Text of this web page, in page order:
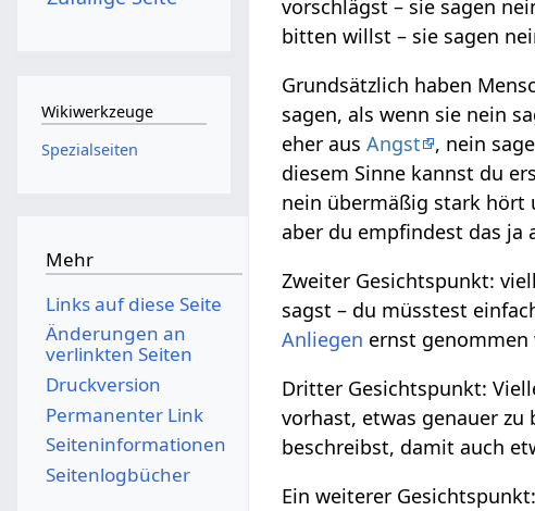
vorschlägst – sie sagen
bitten willst – sie sagen
Grundsätzlich haben
sagen, als wenn sie nein
eher ausAngst , nein
diesem Sinne kannst du
nein übermäßig stark hört
aber du empfindest das ja
Zweiter Gesichtspunkt:
sagst – du müsstest
Anliegen ernst genommen
Dritter Gesichtspunkt:
vorhast, etwas genauer
beschreibst, damit auch
Ein weiterer
Wikiwerkzeuge
Spezialseiten
Mehr
Links auf diese Seite
Änderungen an
verlinkten Seiten
Druckversion
Permanenter Link
Seiten­­informationen
Seitenlogbücher